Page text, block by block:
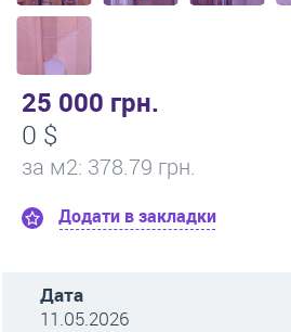
25 000 грн.
0 $
за м2: 378.79 грн.
Додати в закладки
Дата
11.05.2026